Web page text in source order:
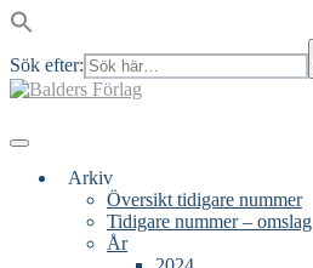
Sök efter:
Skip
Menu
Arkiv
Översikt tidigare nummer
Tidigare nummer – omslag
År